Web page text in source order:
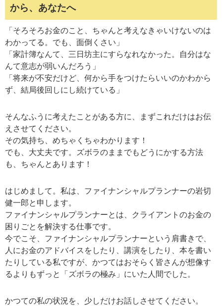
から、あなたへ
「そろそろお金のこと、ちゃんと考えなきゃいけないのは
わかってる。でも、面倒くさい」
「家計簿なんて、三日坊主にすらなれなかった。自分はな
んて意志が弱いんだろう」
「将来が不安だけど、何から手をつけたらいいのかわから
ず、結局後回しにし続けている」
そんなふうに考えたことがある方に、まずこれだけはお伝
えさせてください。
その気持ち、めちゃくちゃわかります！
でも、大丈夫です。ズボラのままでもどうにかする方法
も、ちゃんとあります！
はじめまして。私は、ファイナンシャルプランナーの岩切
健一郎と申します。
ファイナンシャルプランナーとは、クライアントのお金の
困りごとを解決する仕事です。
今でこそ、ファイナンシャルプランナーという肩書きで、
人にお金のアドバイスをしたり、講演をしたり、本を書い
たりしている私ですが、かつてはおそらく皆さんが想像す
るよりもずっと「ズボラの極み」にいた人間でした。
かつての私の状況を、少しだけお話しさせてください。